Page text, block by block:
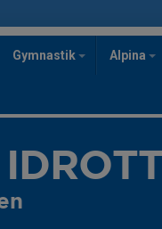
Gymnastik Alpina